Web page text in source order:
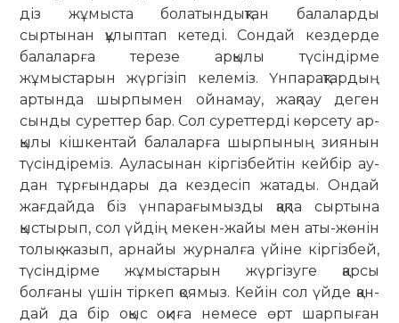
діз жұмыста болатындықтан балаларды
сыртынан құ­лыптап кетеді. Сондай кездерде
балаларға терезе ар­қылы түсіндірме
жұмыстарын жүр­­гізіп келеміз. Үнпарақтардың
ар­тында шырпымен ойнамау, жақ­пау деген
сынды суреттер бар. Сол суреттерді көрсету ар­
қылы кішкентай балаларға шыр­пының зиянын
түсіндіреміз. Ау­­ла­сынан кіргізбейтін кейбір ау­
дан тұрғындары да кездесіп жатады. Ондай
жағдайда біз үнпа­рағымызды қақпа сыртына
қыстырып, сол үйдің мекен-жайы мен аты-жөнін
толық жазып, арнайы журналға үйіне кіргізбей,
түсіндірме жұмыстарын жүр­гізуге қарсы
болғаны үшін тір­кеп қоямыз. Кейін сол үйде қан­
дай да бір оқыс оқиға немесе өрт шарпыған